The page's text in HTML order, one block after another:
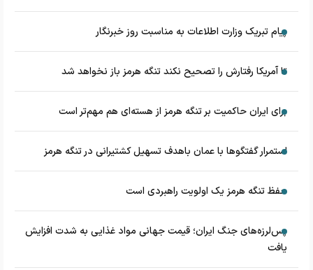
پیام تبریک وزارت اطلاعات به مناسبت روز خبرنگار
تا آمریکا رفتارش را تصحیح نکند تنگه هرمز باز نخواهد شد
برای ایران حاکمیت بر تنگه هرمز از هسته‌ای هم مهم‌تر است
استمرار گفتگوها با عمان باهدف تسهیل کشتیرانی در تنگه هرمز
حفظ تنگه هرمز یک اولویت راهبردی است
پس‌لرزه‌های جنگ ایران؛ قیمت جهانی مواد غذایی به شدت افزایش
یافت